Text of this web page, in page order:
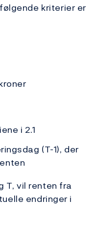
kriterier er
i 2.1
(T-1), der
T, vil renten fra
endringer i